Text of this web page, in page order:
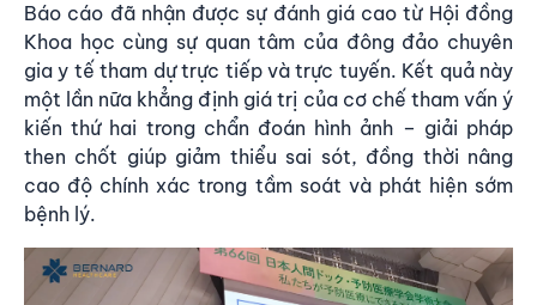
Báo cáo đã nhận được sự đánh giá cao từ Hội đồng
Khoa học cùng sự quan tâm của đông đảo chuyên
gia y tế tham dự trực tiếp và trực tuyến. Kết quả này
một lần nữa khẳng định giá trị của cơ chế tham vấn ý
kiến thứ hai trong chẩn đoán hình ảnh – giải pháp
then chốt giúp giảm thiểu sai sót, đồng thời nâng
cao độ chính xác trong tầm soát và phát hiện sớm
bệnh lý.